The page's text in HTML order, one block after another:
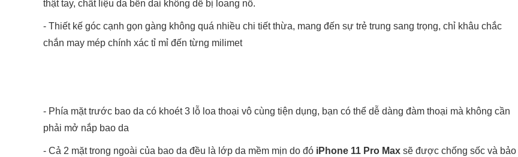
thật tay, chất liệu da bền dai không dễ bị loang nổ.
- Thiết kế góc cạnh gọn gàng không quá nhiều chi tiết thừa, mang đến sự trẻ trung sang trọng, chỉ khâu chắc
chắn may mép chính xác tỉ mỉ đến từng milimet
- Phía mặt trước bao da có khoét 3 lỗ loa thoại vô cùng tiện dụng, bạn có thể dễ dàng đàm thoại mà không cần
phải mở nắp bao da
- Cả 2 mặt trong ngoài của bao da đều là lớp da mềm mịn do đó iPhone 11 Pro Max sẽ được chống sốc và bảo